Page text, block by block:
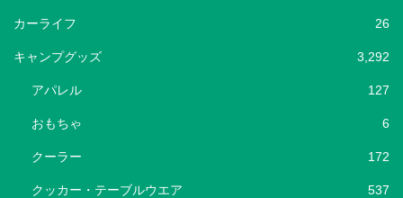
カーライフ 26
キャンプグッズ 3,292
アパレル 127
おもちゃ 6
クーラー 172
クッカー・テーブルウエア 537